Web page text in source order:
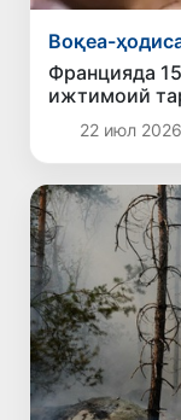
Воқеа-
Францияда
ижтимоий
22 июл